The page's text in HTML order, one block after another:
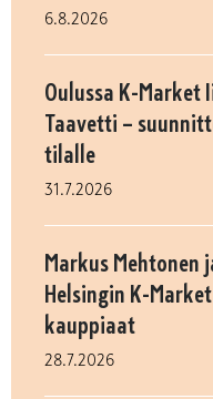
6.8.2026
Oulussa K-
Taavetti –
tilalle
31.7.2026
Markus Mehtonen
Helsingin K-
kauppiaat
28.7.2026